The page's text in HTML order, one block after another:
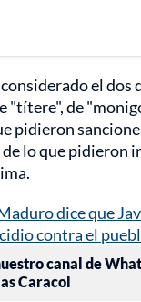
el dos
"títere", de
pidieron
lo que pidieron
dice que
contra el
canal de
Caracol